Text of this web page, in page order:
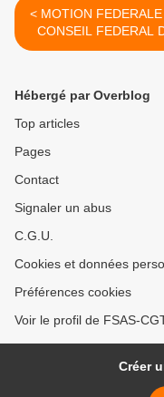
< MOTION FEDERALE AU
CONSEIL FEDERAL
VENDREDI 27 Mars
GUADELOUPE
Hébergé par Overblog
Top articles
Pages
Contact
Signaler un abus
C.G.U.
Cookies et données
Préférences cookies
Voir le profil de FSAS-
Créer